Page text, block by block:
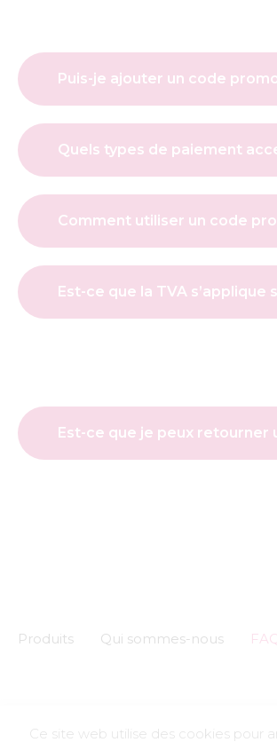
Puis-je ajouter un code
Quels types de paiement
Comment utiliser un code
Est-ce que la TVA
Est-ce que je peux retourner
Produits Qui sommes-nous
Ce site web utilise des cookies pour